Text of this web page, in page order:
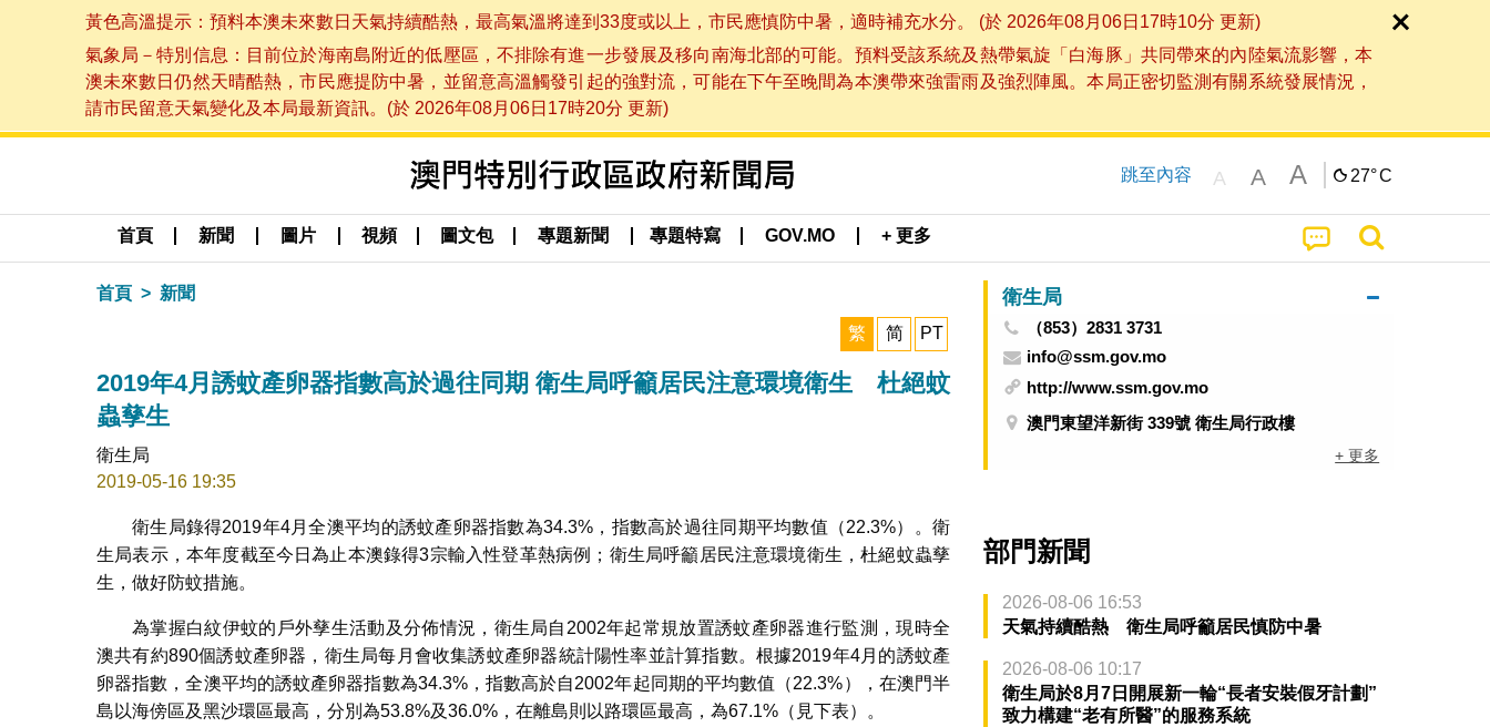
黃色高溫提示：預料本澳未來數日天氣持續酷熱，最高氣溫將達到33度或以上，市民應慎防中暑，適時補充水分。 (於 2026年08月06日17時10分 更新)
氣象局－特別信息：目前位於海南島附近的低壓區，不排除有進一步發展及移向南海北部的可能。預料受該系統及熱帶氣旋「白海豚」共同帶來的內陸氣流影響，本
澳未來數日仍然天晴酷熱，市民應提防中暑，並留意高溫觸發引起的強對流，可能在下午至晚間為本澳帶來強雷雨及強烈陣風。本局正密切監測有關系統發展情況，
請市民留意天氣變化及本局最新資訊。(於 2026年08月06日17時20分 更新)
跳至內容 A A A 27°C
首頁 新聞 圖片 視頻 圖文包 專題新聞 專題特寫 GOV.MO + 更多
首頁 新聞
繁 简 PT
2019年4月誘蚊產卵器指數高於過往同期 衛生局呼籲居民注意環境衛生 杜絕蚊
蟲孳生
衛生局
2019-05-16 19:35
衛生局錄得2019年4月全澳平均的誘蚊產卵器指數為34.3%，指數高於過往同期平均數值（22.3%）。衛
生局表示，本年度截至今日為止本澳錄得3宗輸入性登革熱病例；衛生局呼籲居民注意環境衛生，杜絕蚊蟲孳
生，做好防蚊措施。
為掌握白紋伊蚊的戶外孳生活動及分佈情況，衛生局自2002年起常規放置誘蚊產卵器進行監測，現時全
澳共有約890個誘蚊產卵器，衛生局每月會收集誘蚊產卵器統計陽性率並計算指數。根據2019年4月的誘蚊產
卵器指數，全澳平均的誘蚊產卵器指數為34.3%，指數高於自2002年起同期的平均數值（22.3%），在澳門半
島以海傍區及黑沙環區最高，分別為53.8%及36.0%，在離島則以路環區最高，為67.1%（見下表）。
衛生局
（853）2831 3731
info@ssm.gov.mo
http://www.ssm.gov.mo
澳門東望洋新街 339號 衛生局行政樓
+ 更多
部門新聞
2026-08-06 16:53
天氣持續酷熱 衛生局呼籲居民慎防中暑
2026-08-06 10:17
衛生局於8月7日開展新一輪“長者安裝假牙計劃”
致力構建“老有所醫”的服務系統